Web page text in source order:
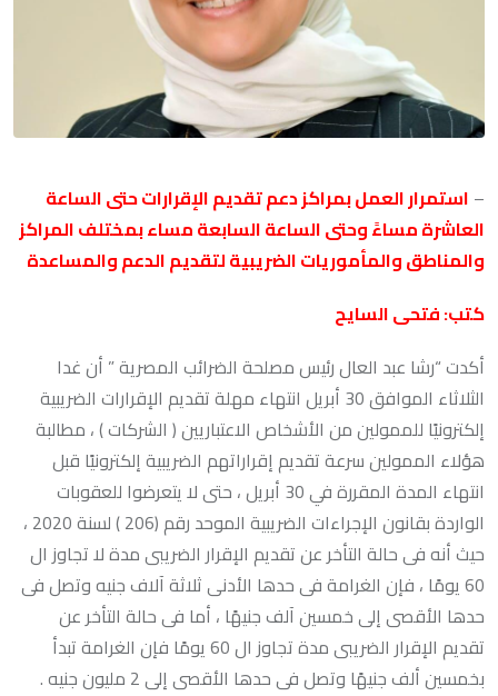
– استمرار العمل بمراكز دعم تقديم الإقرارات حتى الساعة
العاشرة مساءً وحتى الساعة السابعة مساءبمختلف المراكز
والمناطق والمأموريات الضريبية لتقديم الدعم والمساعدة
كتب: فتحى السايح
أكدت “رشا عبد العال رئيس مصلحة الضرائب المصرية ” أن غدا
الثلاثاء الموافق 30 أبريل انتهاء مهلة تقديم الإقرارات الضريبية
إلكترونيًا للممولين من الأشخاص الاعتباريين ( الشركات ) ، مطالبة
هؤلاء الممولين سرعة تقديم إقراراتهم الضريبية إلكترونيًا قبل
انتهاء المدة المقررة في 30 أبريل ، حتى لا يتعرضوا للعقوبات
الواردة بقانون الإجراءات الضريبية الموحد رقم (206 ) لسنة 2020 ،
حيث أنه فى حالة التأخر عن تقديم الإقرار الضريبى مدة لا تجاوز ال
60 يومًا ، فإن الغرامة فى حدها الأدنى ثلاثة آلاف جنيه وتصل فى
حدها الأقصى إلى خمسين آلف جنيهًا ، أما فى حالة التأخر عن
تقديم الإقرار الضريبى مدة تجاوز ال 60 يومًا فإن الغرامة تبدأ
بخمسين ألف جنيهًا وتصل فى حدها الأقصى إلى 2 مليون جنيه .